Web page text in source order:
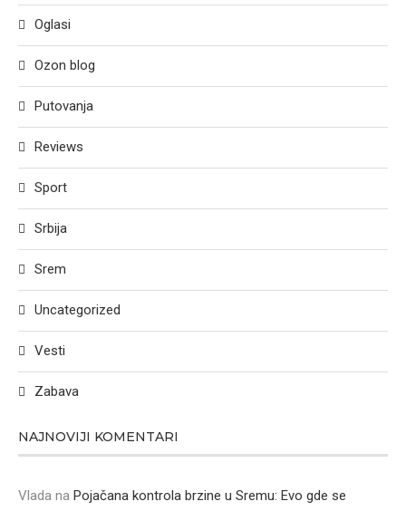
Oglasi
Ozon blog
Putovanja
Reviews
Sport
Srbija
Srem
Uncategorized
Vesti
Zabava
NAJNOVIJI KOMENTARI
Vlada na Pojačana kontrola brzine u Sremu: Evo gde se